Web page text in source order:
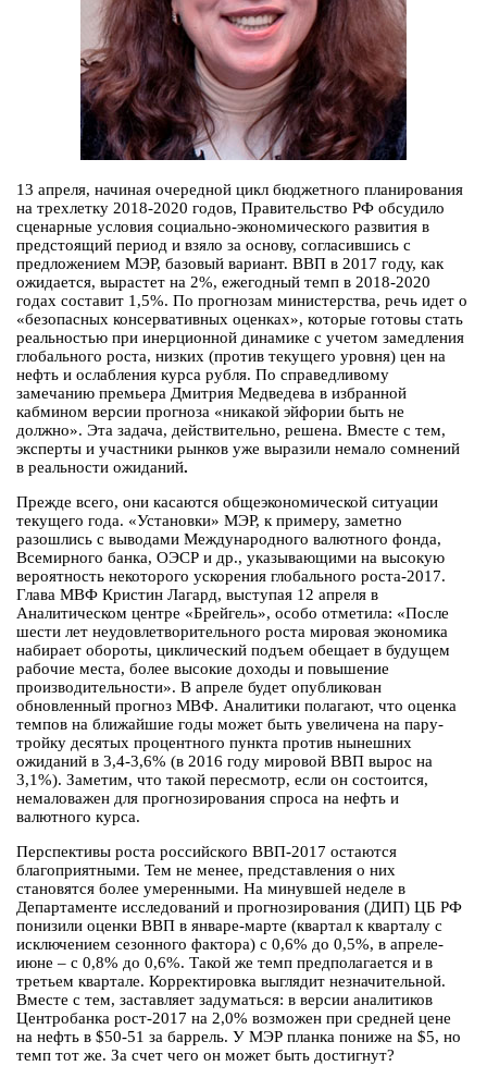
13 апреля, начиная очередной цикл бюджетного планирования
на трехлетку 2018-2020 годов, Правительство РФ обсудило
сценарные условия социально-экономического развития в
предстоящий период и взяло за основу, согласившись с
предложением МЭР, базовый вариант. ВВП в 2017 году, как
ожидается, вырастет на 2%, ежегодный темп в 2018-2020
годах составит 1,5%. По прогнозам министерства, речь идет о
«безопасных консервативных оценках», которые готовы стать
реальностью при инерционной динамике с учетом замедления
глобального роста, низких (против текущего уровня) цен на
нефть и ослабления курса рубля. По справедливому
замечанию премьера Дмитрия Медведева в избранной
кабмином версии прогноза «никакой эйфории быть не
должно». Эта задача, действительно, решена. Вместе с тем,
эксперты и участники рынков уже выразили немало сомнений
в реальности ожиданий.
Прежде всего, они касаются общеэкономической ситуации
текущего года. «Установки» МЭР, к примеру, заметно
разошлись с выводами Международного валютного фонда,
Всемирного банка, ОЭСР и др., указывающими на высокую
вероятность некоторого ускорения глобального роста-2017.
Глава МВФ Кристин Лагард, выступая 12 апреля в
Аналитическом центре «Брейгель», особо отметила: «После
шести лет неудовлетворительного роста мировая экономика
набирает обороты, циклический подъем обещает в будущем
рабочие места, более высокие доходы и повышение
производительности». В апреле будет опубликован
обновленный прогноз МВФ. Аналитики полагают, что оценка
темпов на ближайшие годы может быть увеличена на пару-
тройку десятых процентного пункта против нынешних
ожиданий в 3,4-3,6% (в 2016 году мировой ВВП вырос на
3,1%). Заметим, что такой пересмотр, если он состоится,
немаловажен для прогнозирования спроса на нефть и
валютного курса.
Перспективы роста российского ВВП-2017 остаются
благоприятными. Тем не менее, представления о них
становятся более умеренными. На минувшей неделе в
Департаменте исследований и прогнозирования (ДИП) ЦБ РФ
понизили оценки ВВП в январе-марте (квартал к кварталу с
исключением сезонного фактора) с 0,6% до 0,5%, в апреле-
июне – с 0,8% до 0,6%. Такой же темп предполагается и в
третьем квартале. Корректировка выглядит незначительной.
Вместе с тем, заставляет задуматься: в версии аналитиков
Центробанка рост-2017 на 2,0% возможен при средней цене
на нефть в $50-51 за баррель. У МЭР планка пониже на $5, но
темп тот же. За счет чего он может быть достигнут?